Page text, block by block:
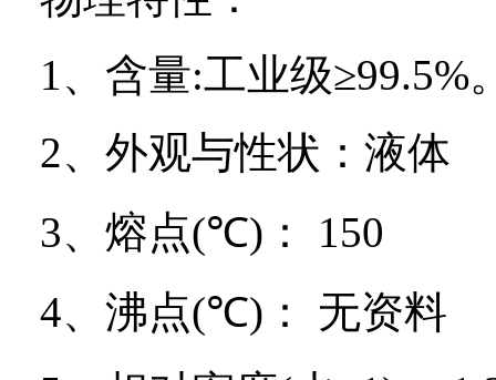
1、含量:工业级≥99.5%
2、外观与性状：液体
3、熔点(℃) ：
150
4、沸点(℃) ：
无资料